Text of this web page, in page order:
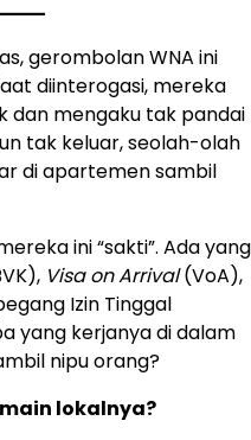
gerombolan WNA ini
diinterogasi, mereka
dan mengaku tak pandai
tak keluar, seolah-olah
di apartemen sambil
ini “sakti”. Ada yang
Visa on Arrival(VoA),
Izin Tinggal
yang kerjanya di dalam
nipu orang?
lokalnya?